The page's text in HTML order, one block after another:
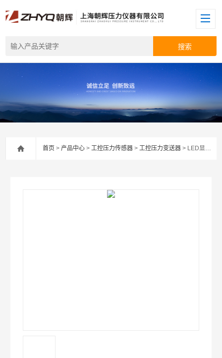
首页 >产品中心 >工控压力传感器 >工控压力变送器 > LED显示型压力变送器